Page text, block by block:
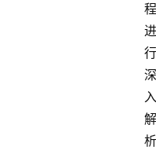
程
进
行
深
入
解
析